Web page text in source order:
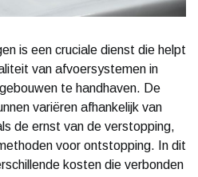
is een cruciale dienst die helpt
van afvoersystemen in
te handhaven. De
variëren afhankelijk van
de ernst van de verstopping,
voor ontstopping. In dit
kosten die verbonden